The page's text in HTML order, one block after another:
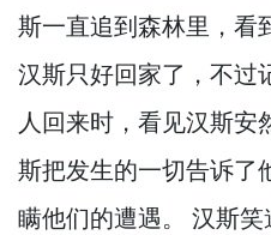
斯一直追到森林里， 看
汉斯只好回家了， 不过
人回来时， 看见汉斯安
斯把发生的一切告诉了
瞒他们的遭遇。
汉斯笑